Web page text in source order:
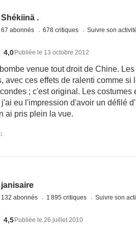
Shékiinä .
67 abonnés 678 critiques Suivre son
4,0Publiée le 13 octobre 2012
venue tout droit de Chine.
avec ces effets de ralenti comme
; c'est original. Les
eu l'impression d'avoir un défilé
ai pris plein la vue.
1
janisaire
132 abonnés 1 895 critiques Suivre son
4,5 Publiée le 26 juillet 2010